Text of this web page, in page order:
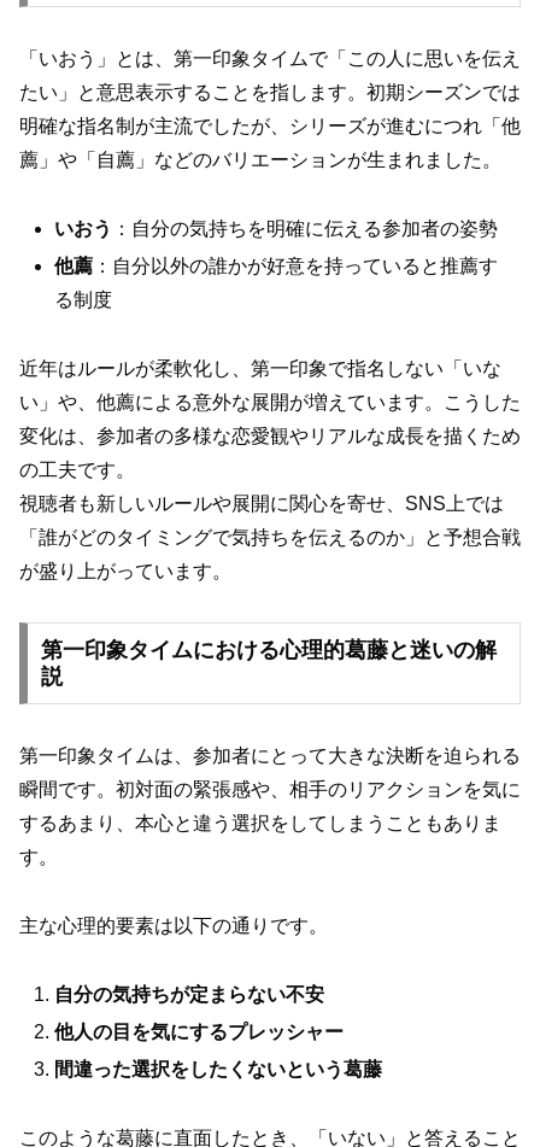
「いおう」とは、第一印象タイムで「この人に思いを伝え
たい」と意思表示することを指します。初期シーズンでは
明確な指名制が主流でしたが、シリーズが進むにつれ「他
薦」や「自薦」などのバリエーションが生まれました。
いおう ：自分の気持ちを明確に伝える参加者の姿勢
他薦 ：自分以外の誰かが好意を持っていると推薦す
る制度
近年はルールが柔軟化し、第一印象で指名しない「いな
い」や、他薦による意外な展開が増えています。こうした
変化は、参加者の多様な恋愛観やリアルな成長を描くため
の工夫です。
視聴者も新しいルールや展開に関心を寄せ、SNS上では
「誰がどのタイミングで気持ちを伝えるのか」と予想合戦
が盛り上がっています。
第一印象タイムにおける心理的葛藤と迷いの解
説
第一印象タイムは、参加者にとって大きな決断を迫られる
瞬間です。初対面の緊張感や、相手のリアクションを気に
するあまり、本心と違う選択をしてしまうこともありま
す。
主な心理的要素は以下の通りです。
自分の気持ちが定まらない不安
他人の目を気にするプレッシャー
間違った選択をしたくないという葛藤
このような葛藤に直面したとき、「いない」と答えること